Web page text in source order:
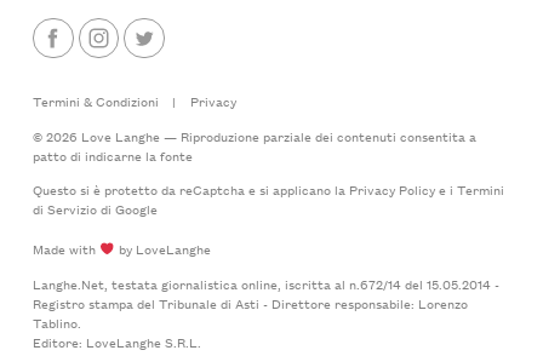
Termini & Condizioni |
Privacy
© 2026 Love Langhe — Riproduzione parziale dei contenuti consentita a
patto di indicarne la fonte
Questo si è protetto da reCaptcha e si applicano la Privacy Policye i Termini
di Serviziodi Google
Made with
by LoveLanghe
Langhe.Net, testata giornalistica online, iscritta al n.672/14 del 15.05.2014 -
Registro stampa del Tribunale di Asti - Direttore responsabile: Lorenzo
Tablino.
Editore: LoveLanghe S.R.L.